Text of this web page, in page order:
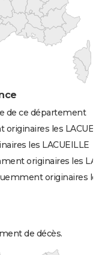
de ce département
les
les LACUEILLE
originaires les
originaires
de décès.